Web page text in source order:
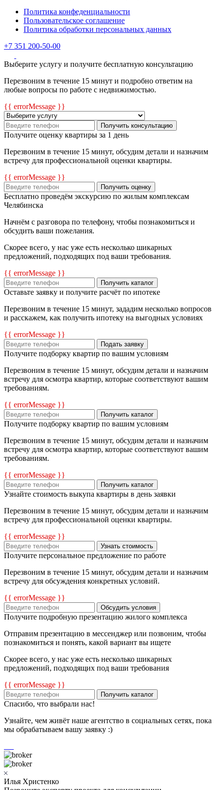
Политика конфеденциальности
Пользовательское соглашение
Политика обработки персональных данных
+7 351 200-50-00
Выберите услугу и получите бесплатную консультацию
Перезвоним в течение 15 минут и подробно ответим на
любые вопросы по работе с недвижимостью.
{{ errorMessage }}
Получить консультацию
Получите оценку квартиры за 1 день
Перезвоним в течение 15 минут, обсудим детали и назначим
встречу для профессиональной оценки квартиры.
{{ errorMessage }}
Получить оценку
Бесплатно проведём экскурсию по жилым комплексам
Челябинска
Начнём с разговора по телефону, чтобы познакомиться и
обсудить ваши пожелания.
Скорее всего, у нас уже есть несколько шикарных
предложений, подходящих под ваши требования.
{{ errorMessage }}
Получить каталог
Оставьте заявку и получите расчёт по ипотеке
Перезвоним в течение 15 минут, зададим несколько вопросов
и расскажем, как получить ипотеку на выгодных условиях
{{ errorMessage }}
Подать заявку
Получите подборку квартир по вашим условиям
Перезвоним в течение 15 минут, обсудим детали и назначим
встречу для осмотра квартир, которые соответствуют вашим
требованиям.
{{ errorMessage }}
Получить каталог
Получите подборку квартир по вашим условиям
Перезвоним в течение 15 минут, обсудим детали и назначим
встречу для осмотра квартир, которые соответствуют вашим
требованиям.
{{ errorMessage }}
Получить каталог
Узнайте стоимость выкупа квартиры в день заявки
Перезвоним в течение 15 минут, обсудим детали и назначим
встречу для профессиональной оценки квартиры.
{{ errorMessage }}
Узнать стоимость
Получите персональное предложение по работе
Перезвоним в течение 15 минут, обсудим детали и назначим
встречу для обсуждения конкретных условий.
{{ errorMessage }}
Обсудить условия
Получите подробную презентацию жилого комплекса
Отправим презентацию в мессенджер или позвоним, чтобы
познакомиться и понять, какой вариант вы ищете
Скорее всего, у нас уже есть несколько шикарных
предложений, подходящих под ваши требования
{{ errorMessage }}
Получить каталог
Спасибо, что выбрали нас!
Узнайте, чем живёт наше агентство в социальных сетях, пока
мы обрабатываем вашу заявку :)
Илья Христенко